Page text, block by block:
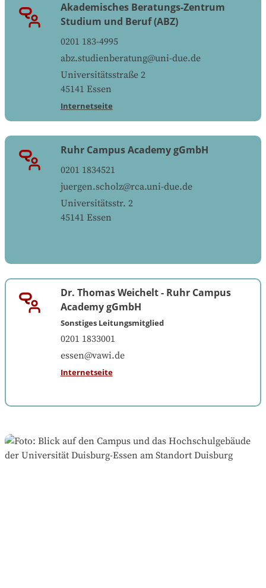
Akademisches Beratungs-Zentrum
Studium und Beruf (ABZ)
0201 183-4995
abz.studienberatung@uni-due.de
Universitätsstraße 2
45141 Essen
Internetseite
Ruhr Campus Academy gGmbH
0201 1834521
juergen.scholz@rca.uni-due.de
Universitätsstr. 2
45141 Essen
Dr. Thomas Weichelt - Ruhr Campus
Academy gGmbH
Sonstiges Leitungsmitglied
0201 1833001
essen@vawi.de
Internetseite